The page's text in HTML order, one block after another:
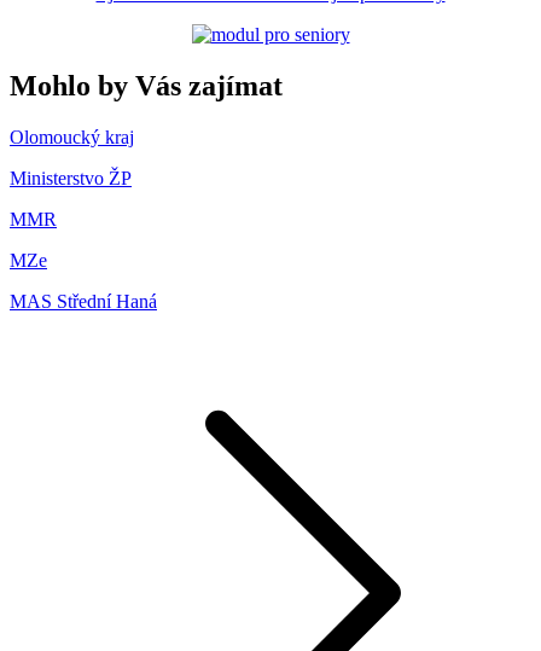
Mohlo by Vás zajímat
Olomoucký kraj
Ministerstvo ŽP
MMR
MZe
MAS Střední Haná